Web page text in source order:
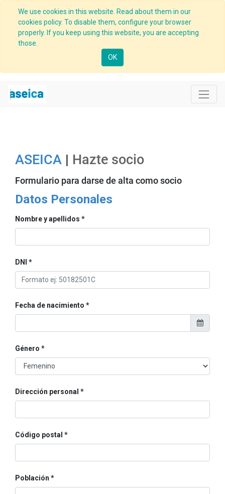
We use cookies in this website. Read about them in our
cookies policy. To disable them, configure your browser
properly. If you keep using this website, you are accepting
those.
OK
ASEICA | Hazte socio
Formulario para darse de alta como socio
Datos Personales
Nombre y apellidos
DNI
Fecha de nacimiento
Género
Dirección personal
Código postal
Población